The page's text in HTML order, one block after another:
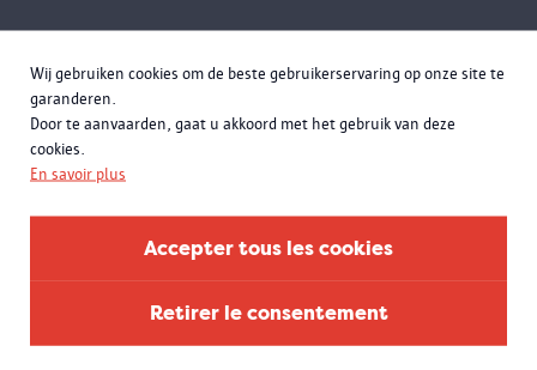
Wij gebruiken cookies om de beste gebruikerservaring op onze site te
garanderen.
Door te aanvaarden, gaat u akkoord met het gebruik van deze
cookies.
En savoir plus
Accepter tous les cookies
Retirer le consentement